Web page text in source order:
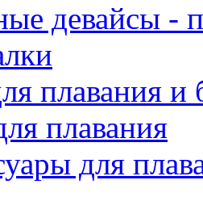
девайсы -
плавания и
плавания
для